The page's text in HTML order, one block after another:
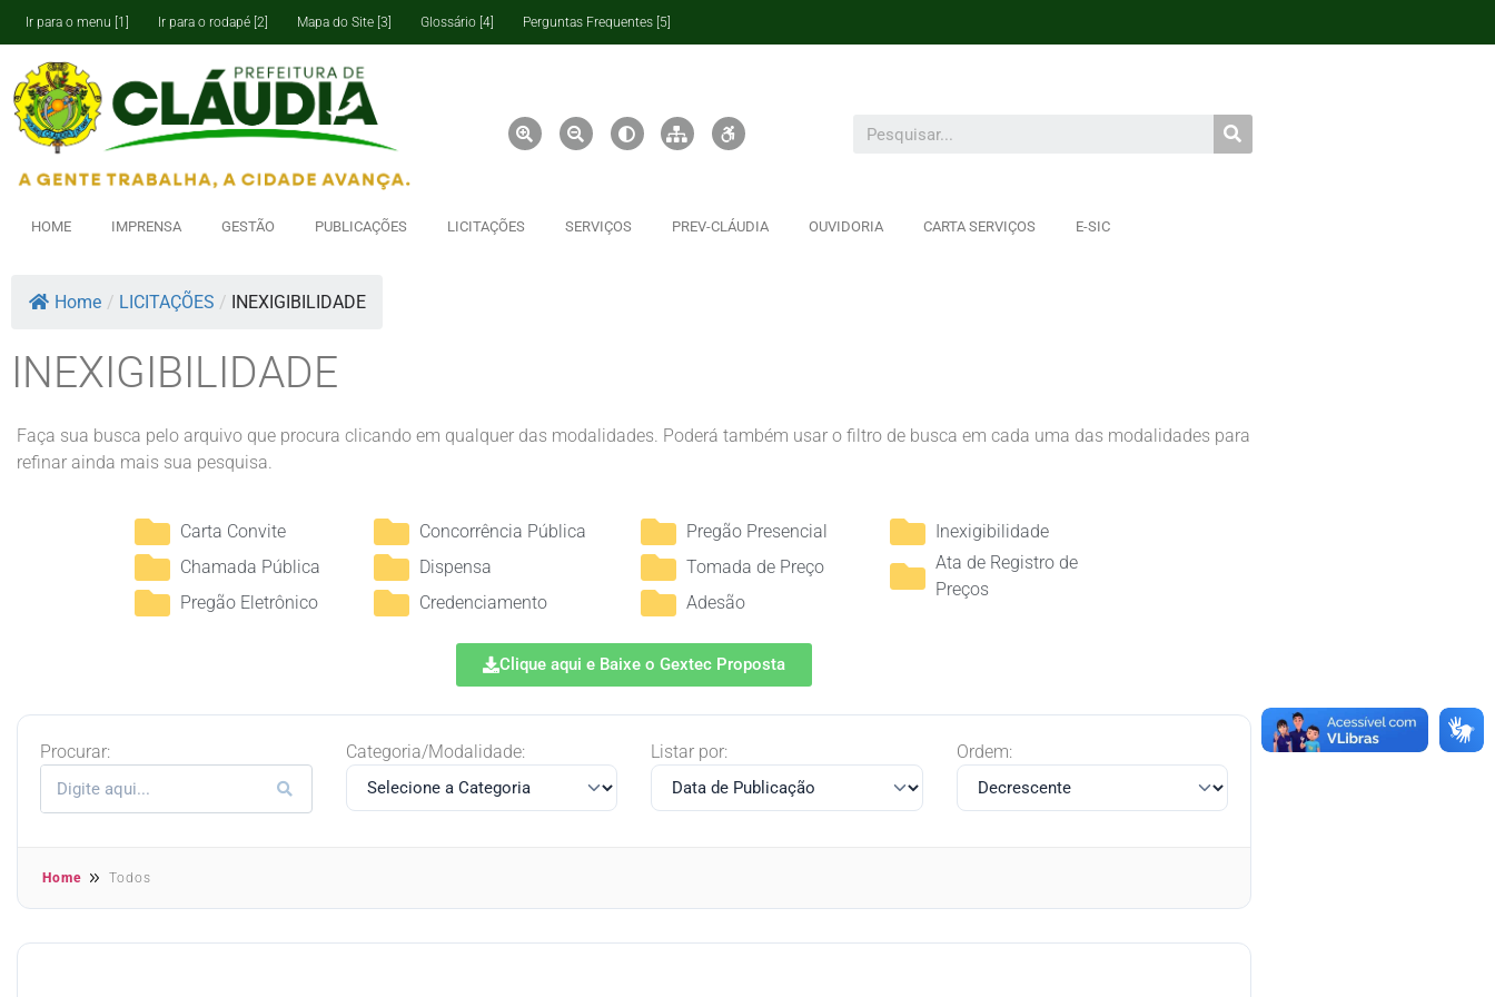
Ir para o menu [1] Ir para o rodapé [2] Mapa do Site [3] Glossário [4] Perguntas Frequentes [5]
HOME IMPRENSA GESTÃO PUBLICAÇÕES LICITAÇÕES SERVIÇOS PREV-CLÁUDIA OUVIDORIA CARTA SERVIÇOS E-SIC
Home / LICITAÇÕES / INEXIGIBILIDADE
INEXIGIBILIDADE
Faça sua busca pelo arquivo que procura clicando em qualquer das modalidades. Poderá também usar o filtro de busca em cada uma das modalidades para
refinar ainda mais sua pesquisa.
Carta Convite
Chamada Pública
Pregão Eletrônico
Concorrência Pública
Dispensa
Credenciamento
Pregão Presencial
Tomada de Preço
Adesão
Inexigibilidade
Ata de Registro de
Preços
Clique aqui e Baixe o Gextec Proposta
Procurar: Categoria/Modalidade: Listar por: Ordem:
Home Todos